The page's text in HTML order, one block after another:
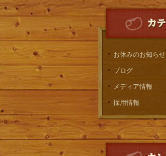
お休みのお知らせ
ブログ
メディア情報
採用情報